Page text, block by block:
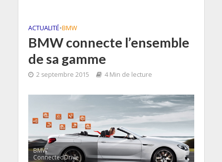
ACTUALITÉ•BMW
BMW connecte l’ensemble
de sa gamme
2 septembre 2015 4 Min de lecture
BMW
ConnectedDrive